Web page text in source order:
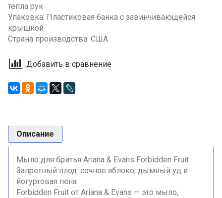
тепла рук
Упаковка: Пластиковая банка с завинчивающейся
крышкой
Страна производства: США
Добавить в сравнение
Описание
Мыло для бритья Ariana & Evans Forbidden Fruit
Запретный плод: сочное яблоко, дымный уд и
йогуртовая пена
Forbidden Fruit от Ariana & Evans — это мыло,